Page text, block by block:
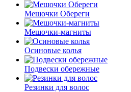
Мешочки Обереги
Мешочки-магниты
Осиновые колья
Подвески обережные
Резинки для волос